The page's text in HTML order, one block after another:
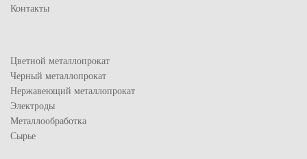
Контакты
Цветной металлопрокат
Черный металлопрокат
Нержавеющий металлопрокат
Электроды
Металлообработка
Сырье